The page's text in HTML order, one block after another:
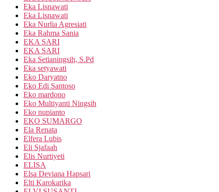
Eka Lisnawati
Eka Lisnawati
Eka Nurlia Agresiati
Eka Rahma Sania
EKA SARI
EKA SARI
Eka Setianingsih, S.Pd
Eka setyawati
Eko Daryatno
Eko Edi Santoso
Eko mardono
Eko Multiyanti Ningsih
Eko nupianto
EKO SUMARGO
Ela Renata
Elfera Lubis
Eli Sjafaah
Elis Nurtiyeti
ELISA
Elsa Deviana Hapsari
Elti Karokarika